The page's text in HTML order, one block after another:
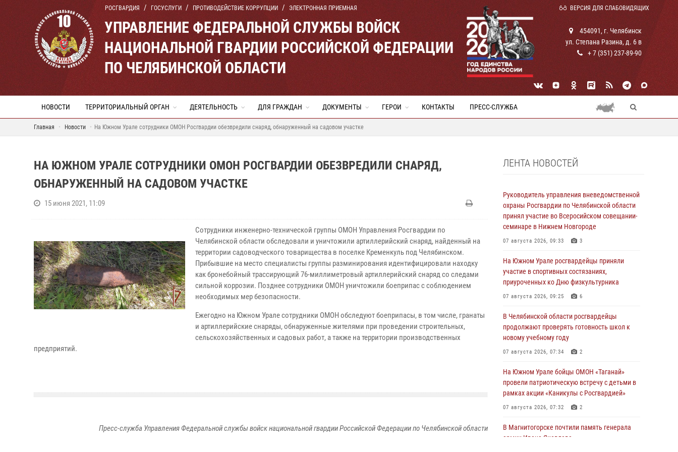
РОСГВАРДИЯ ГОСУСЛУГИ ПРОТИВОДЕЙСТВИЕ КОРРУПЦИИ ЭЛЕКТРОННАЯ ПРИЕМНАЯ ВЕРСИЯ ДЛЯ СЛАБОВИДЯЩИХ
УПРАВЛЕНИЕ ФЕДЕРАЛЬНОЙ СЛУЖБЫ ВОЙСК
НАЦИОНАЛЬНОЙ ГВАРДИИ РОССИЙСКОЙ ФЕДЕРАЦИИ
ПО ЧЕЛЯБИНСКОЙ ОБЛАСТИ
454091, г. Челябинск
ул. Степана Разина, д. 6 в
+ 7 (351) 237-89-90
НОВОСТИ ТЕРРИТОРИАЛЬНЫЙ ОРГАН ДЕЯТЕЛЬНОСТЬ ДЛЯ ГРАЖДАН ДОКУМЕНТЫ ГЕРОИ КОНТАКТЫ ПРЕСС-СЛУЖБА
Главная Новости На Южном Урале сотрудники ОМОН Росгвардии обезвредили снаряд, обнаруженный на садовом участке
НА ЮЖНОМ УРАЛЕ СОТРУДНИКИ ОМОН РОСГВАРДИИ ОБЕЗВРЕДИЛИ СНАРЯД,
ОБНАРУЖЕННЫЙ НА САДОВОМ УЧАСТКЕ
15 июня 2021, 11:09
Сотрудники инженерно-технической группы ОМОН Управления Росгвардии по
Челябинской области обследовали и уничтожили артиллерийский снаряд, найденный на
территории садоводческого товарищества в поселке Кременкуль под Челябинском.
Прибывшие на место специалисты группы разминирования идентифицировали находку
как бронебойный трассирующий 76-миллиметровый артиллерийский снаряд со следами
сильной коррозии. Позднее сотрудники ОМОН уничтожили боеприпас с соблюдением
необходимых мер безопасности.
Ежегодно на Южном Урале сотрудники ОМОН обследуют боеприпасы, в том числе, гранаты
и артиллерийские снаряды, обнаруженные жителями при проведении строительных,
сельскохозяйственных и садовых работ, а также на территории производственных
предприятий.
Пресс-служба Управления Федеральной службы войск национальной гвардии Российской Федерации по Челябинской области
ЛЕНТА НОВОСТЕЙ
Руководитель управления вневедомственной
охраны Росгвардии по Челябинской области
принял участие во Всеросийском совещании-
семинаре в Нижнем Новгороде
07 августа 2026, 09:33 3
На Южном Урале росгвардейцы приняли
участие в спортивных состязаниях,
приуроченных ко Дню физкультурника
07 августа 2026, 09:25 6
В Челябинской области росгвардейцы
продолжают проверять готовность школ к
новому учебному году
07 августа 2026, 07:34 2
На Южном Урале бойцы ОМОН «Таганай»
провели патриотическую встречу с детьми в
рамках акции «Каникулы с Росгвардией»
07 августа 2026, 07:32 2
В Магнитогорске почтили память генерала
армии Ивана Яковлева